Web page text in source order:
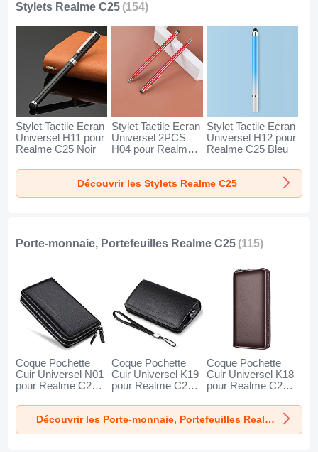
Stylets Realme C25 (154)
Stylet Tactile Ecran
Universel H11 pour
Realme C25 Noir
Stylet Tactile Ecran
Universel 2PCS
H04 pour Realme
Stylet Tactile Ecran
Universel H12 pour
Realme C25 Bleu
Découvrir les Stylets Realme C25
Porte-monnaie, Portefeuilles Realme C25 (115)
Coque Pochette
Cuir Universel N01
pour Realme C25
Coque Pochette
Cuir Universel K19
pour Realme C25
Coque Pochette
Cuir Universel K18
pour Realme C25
Découvrir les Porte-monnaie, Portefeuilles Realme C25